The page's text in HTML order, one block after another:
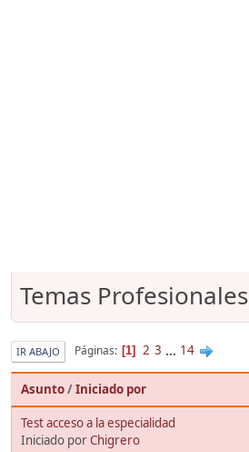
Temas Profesionales
IR ABAJO Páginas 1 2 3 ... 14
Asunto/Iniciado por
Test acceso a la especialidad
Iniciado porChigrero